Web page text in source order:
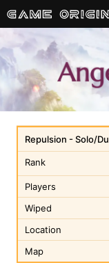
Rank
Repulsion - Solo/
Players
Wiped
Location
Map